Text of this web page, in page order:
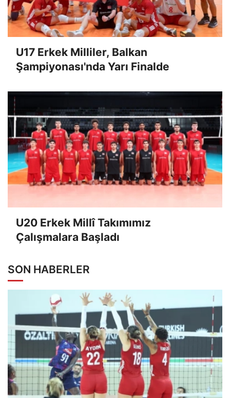
U17 Erkek Milliler, Balkan
Şampiyonası'nda Yarı Finalde
U20 Erkek Millî Takımımız
Çalışmalara Başladı
SON HABERLER